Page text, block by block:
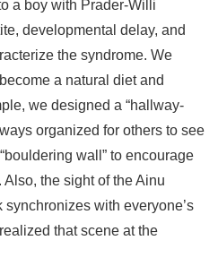
a boy with Prader-Willi
developmental delay, and
the syndrome. We
a natural diet and
we designed a “hallway-
organized for others to see
wall” to encourage
the sight of the Ainu
with everyone’s
that scene at the